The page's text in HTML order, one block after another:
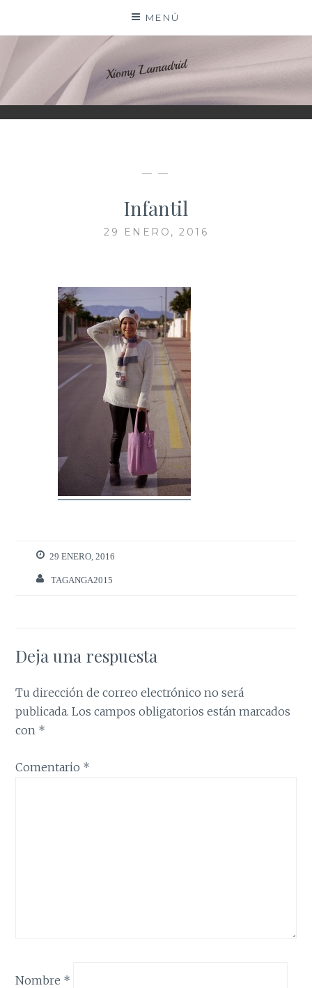
contenido
MENÚ
XIOMY LAMADRID
— —
Infantil
29 ENERO, 2016
29 ENERO, 2016
TAGANGA2015
Deja una respuesta
Tu dirección de correo electrónico no será
publicada. Los campos obligatorios están marcados
con *
Comentario *
Nombre *